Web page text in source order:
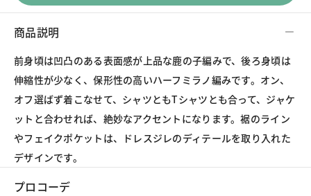
商品説明
前身頃は凹凸のある表面感が上品な鹿の子編みで、後ろ身頃は
伸縮性が少なく、保形性の高いハーフミラノ編みです。オン、
オフ選ばず着こなせて、シャツともTシャツとも合って、ジャケ
ットと合わせれば、絶妙なアクセントになります。裾のライン
やフェイクポケットは、ドレスジレのディテールを取り入れた
デザインです。
プロコーデ